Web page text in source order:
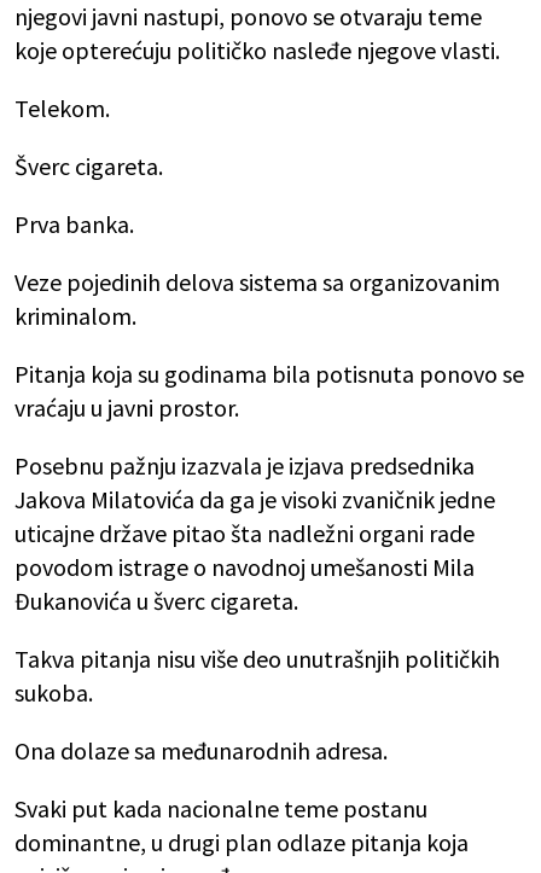
njegovi javni nastupi, ponovo se otvaraju teme
koje opterećuju političko nasleđe njegove vlasti.
Telekom.
Šverc cigareta.
Prva banka.
Veze pojedinih delova sistema sa organizovanim
kriminalom.
Pitanja koja su godinama bila potisnuta ponovo se
vraćaju u javni prostor.
Posebnu pažnju izazvala je izjava predsednika
Jakova Milatovića da ga je visoki zvaničnik jedne
uticajne države pitao šta nadležni organi rade
povodom istrage o navodnoj umešanosti Mila
Đukanovića u šverc cigareta.
Takva pitanja nisu više deo unutrašnjih političkih
sukoba.
Ona dolaze sa međunarodnih adresa.
Svaki put kada nacionalne teme postanu
dominantne, u drugi plan odlaze pitanja koja